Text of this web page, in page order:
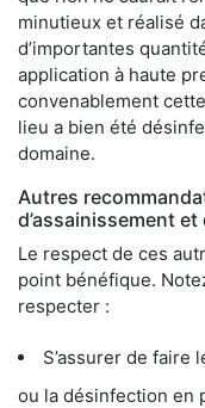
minutieux et réalisé
d’importantes
application à haute
convenablement
lieu a bien été
domaine.
Autres
d’assainissement
Le respect de ces
point bénéfique.
respecter :
S’assurer de faire
ou la désinfection en